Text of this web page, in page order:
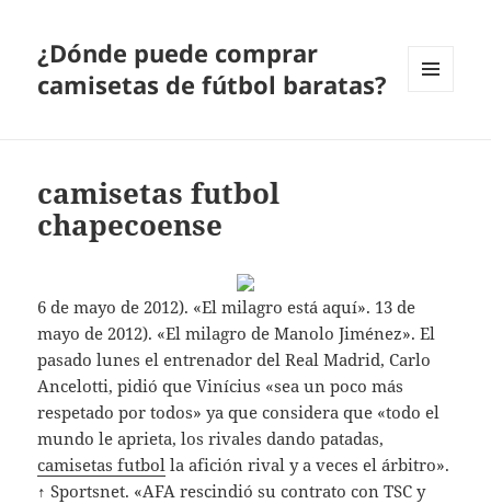
¿Dónde puede comprar
camisetas de fútbol baratas?
camisetas futbol
chapecoense
6 de mayo de 2012). «El milagro está aquí». 13 de
mayo de 2012). «El milagro de Manolo Jiménez». El
pasado lunes el entrenador del Real Madrid, Carlo
Ancelotti, pidió que Vinícius «sea un poco más
respetado por todos» ya que considera que «todo el
mundo le aprieta, los rivales dando patadas,
camisetas futbol la afición rival y a veces el árbitro».
↑ Sportsnet. «AFA rescindió su contrato con TSC y